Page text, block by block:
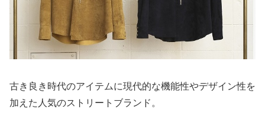
古き良き時代のアイテムに現代的な機能性やデザイン性を
加えた人気のストリートブランド。